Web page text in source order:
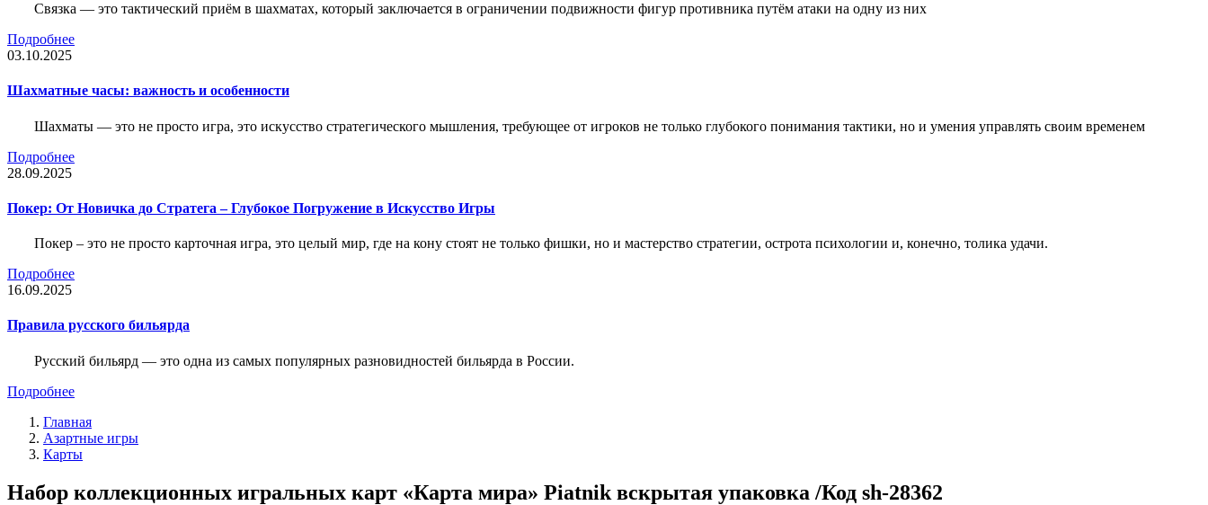
Связка — это тактический приём в шахматах, который заключается в ограничении подвижности фигур противника путём атаки на одну из них
Подробнее
03.10.2025
Шахматные часы: важность и особенности
Шахматы — это не просто игра, это искусство стратегического мышления, требующее от игроков не только глубокого понимания тактики, но и умения управлять своим временем
Подробнее
28.09.2025
Покер: От Новичка до Стратега – Глубокое Погружение в Искусство Игры
Покер – это не просто карточная игра, это целый мир, где на кону стоят не только фишки, но и мастерство стратегии, острота психологии и, конечно, толика удачи.
Подробнее
16.09.2025
Правила русского бильярда
Русский бильярд — это одна из самых популярных разновидностей бильярда в России.
Подробнее
Главная
Азартные игры
Карты
Набор коллекционных игральных карт «Карта мира» Piatnik вскрытая упаковка /Код sh-28362